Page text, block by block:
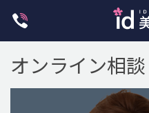
オンライン相談